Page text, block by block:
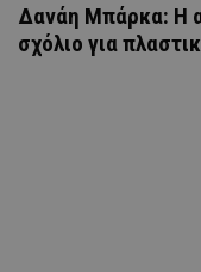
Δανάη Μπάρκα: Η
σχόλιο για